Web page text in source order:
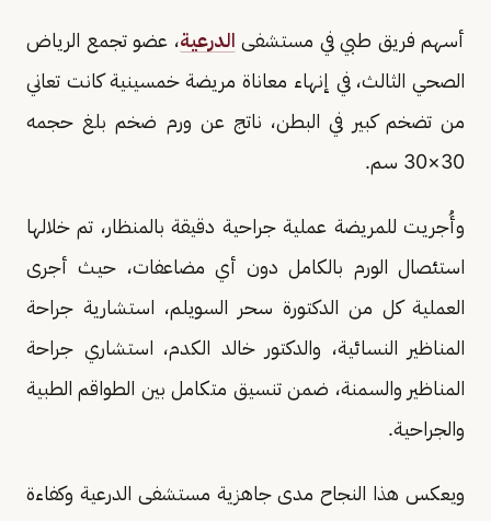
أسهم فريق طبي في مستشفى الدرعية، عضو تجمع الرياض
الصحي الثالث، في إنهاء معاناة مريضة خمسينية كانت تعاني
من تضخم كبير في البطن، ناتج عن ورم ضخم بلغ حجمه
30×30 سم.
وأُجريت للمريضة عملية جراحية دقيقة بالمنظار، تم خلالها
استئصال الورم بالكامل دون أي مضاعفات، حيث أجرى
العملية كل من الدكتورة سحر السويلم، استشارية جراحة
المناظير النسائية، والدكتور خالد الكدم، استشاري جراحة
المناظير والسمنة، ضمن تنسيق متكامل بين الطواقم الطبية
والجراحية.
ويعكس هذا النجاح مدى جاهزية مستشفى الدرعية وكفاءة